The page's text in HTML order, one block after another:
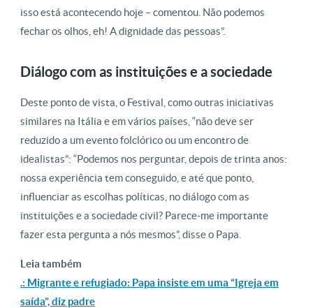
isso está acontecendo hoje – comentou. Não podemos
fechar os olhos, eh! A dignidade das pessoas”.
Diálogo com as instituições e a sociedade
Deste ponto de vista, o Festival, como outras iniciativas
similares na Itália e em vários países, “não deve ser
reduzido a um evento folclórico ou um encontro de
idealistas”: “Podemos nos perguntar, depois de trinta anos:
nossa experiência tem conseguido, e até que ponto,
influenciar as escolhas políticas, no diálogo com as
instituições e a sociedade civil? Parece-me importante
fazer esta pergunta a nós mesmos”, disse o Papa.
Leia também
.: Migrante e refugiado: Papa insiste em uma “Igreja em
saída”, diz padre